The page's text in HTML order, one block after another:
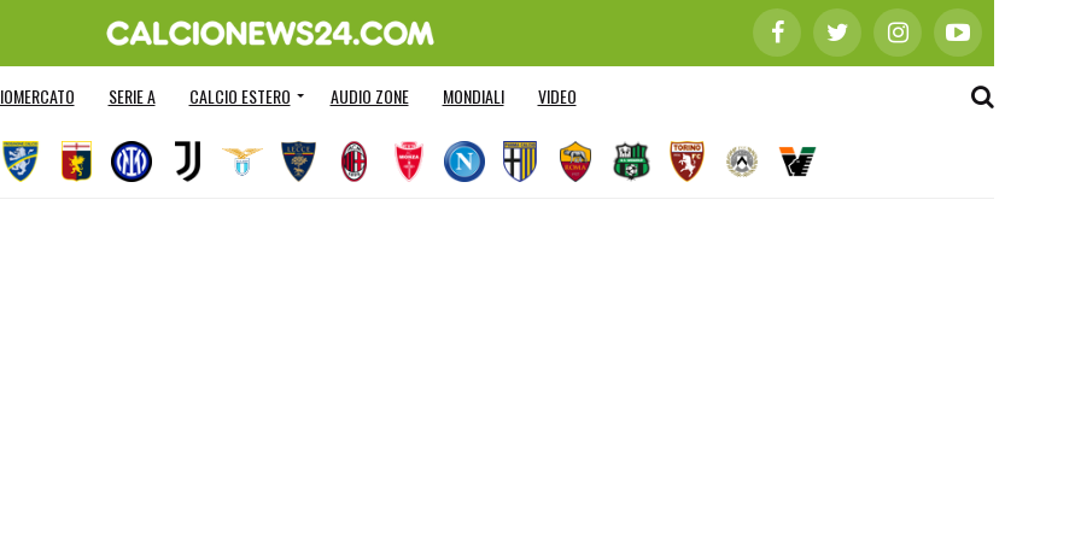
SERIE A CALCIO ESTERO AUDIO ZONE MONDIALI VIDEO